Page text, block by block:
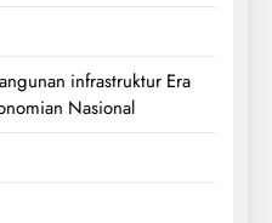
infrastruktur Era
Nasional